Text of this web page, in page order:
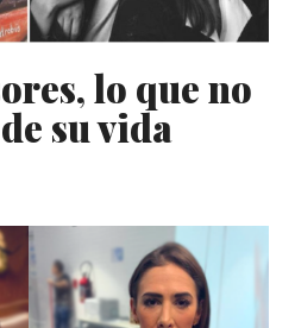
lo que no
su vida